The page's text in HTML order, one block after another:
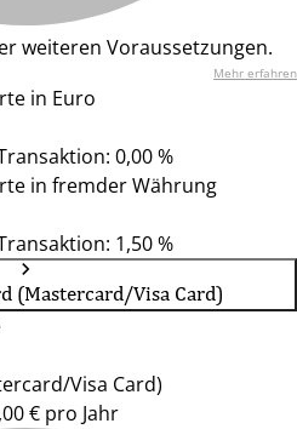
weiteren Voraussetzungen.
Mehr erfahren
in Euro
0,00 %
in fremder Währung
1,50 %
(Mastercard/Visa Card)
Visa Card)
€ pro Jahr